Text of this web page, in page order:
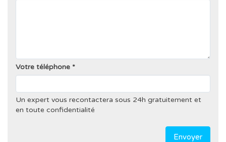
Votre téléphone
Un expert vous recontactera sous 24h gratuitement et
en toute confidentialité
Envoyer